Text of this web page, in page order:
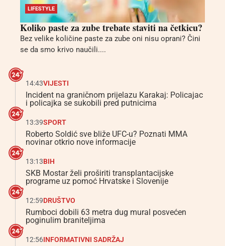
LIFESTYLE
Koliko paste za zube trebate staviti na četkicu?
Bez velike količine paste za zube oni nisu oprani? Čini
se da smo krivo naučili....
14:43VIJESTI
Incident na graničnom prijelazu Karakaj: Policajac
i policajka se sukobili pred putnicima
13:39SPORT
Roberto Soldić sve bliže UFC-u? Poznati MMA
novinar otkrio nove informacije
13:13BIH
SKB Mostar želi proširiti transplantacijske
programe uz pomoć Hrvatske i Slovenije
12:59DRUŠTVO
Rumboci dobili 63 metra dug mural posvećen
poginulim braniteljima
12:56INFORMATIVNI SADRŽAJ